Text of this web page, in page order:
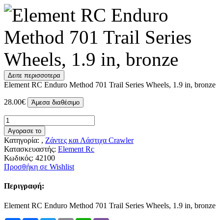
Δειτε περισσοτερα
Element RC Enduro Method 701 Trail Series Wheels, 1.9 in, bronze
28.00€ Άμεσα διαθέσιμο
Αγορασε το
Κατηγορία: , Ζάντες και Λάστιχα Crawler
Κατασκευαστής: Element Rc
Κωδικός: 42100
Προσθήκη σε Wishlist
Περιγραφή:
Element RC Enduro Method 701 Trail Series Wheels, 1.9 in, bronze